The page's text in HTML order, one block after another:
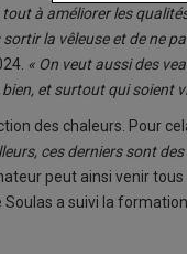
à améliorer les
la vêleuse et de ne
« On veut aussi des
et surtout qui soient
des chaleurs. Pour
ces derniers sont
peut ainsi venir tous
a suivi la